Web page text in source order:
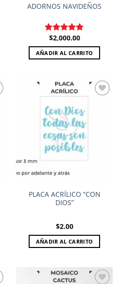
ADORNOS NAVIDEÑOS
Valorado en
5.00de 5
$2,000.00
AÑADIR AL CARRITO
PLACA ACRÍLICO “CON
DIOS”
$2.00
AÑADIR AL CARRITO